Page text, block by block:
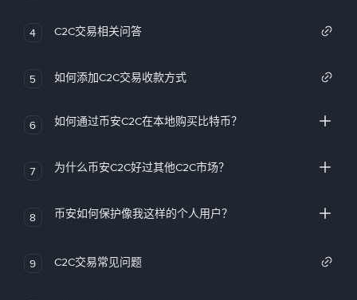
4 C2C交易相关问答
5 如何添加C2C交易收款方式
6 如何通过币安C2C在本地购买比特币？
7 为什么币安C2C好过其他C2C市场？
8 币安如何保护像我这样的个人用户？
9 C2C交易常见问题